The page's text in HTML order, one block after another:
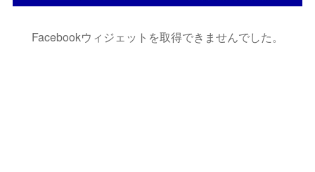
Facebookウィジェットを取得できませんでした。